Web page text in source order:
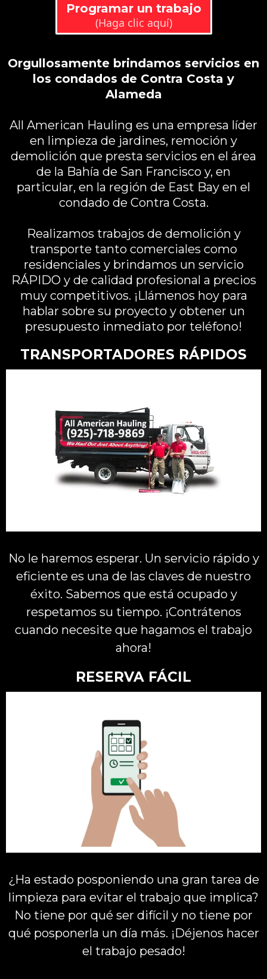
Programar un trabajo
(Haga clic aquí)
Orgullosamente brindamos servicios en
los condados de Contra Costa y
Alameda
All American Hauling es una empresa líder
en limpieza de jardines, remoción y
demolición que presta servicios en el área
de la Bahía de San Francisco y, en
particular, en la región de East Bay en el
condado de Contra Costa.
Realizamos trabajos de demolición y
transporte tanto comerciales como
residenciales y brindamos un servicio
RÁPIDO y de calidad profesional a precios
muy competitivos. ¡Llámenos hoy para
hablar sobre su proyecto y obtener un
presupuesto inmediato por teléfono!
TRANSPORTADORES RÁPIDOS
No le haremos esperar. Un servicio rápido y
eficiente es una de las claves de nuestro
éxito. Sabemos que está ocupado y
respetamos su tiempo. ¡Contrátenos
cuando necesite que hagamos el trabajo
ahora!
RESERVA FÁCIL
¿Ha estado posponiendo una gran tarea de
limpieza para evitar el trabajo que implica?
No tiene por qué ser difícil y no tiene por
qué posponerla un día más. ¡Déjenos hacer
el trabajo pesado!